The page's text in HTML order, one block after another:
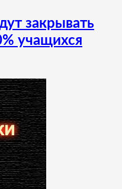
закрывать
учащихся